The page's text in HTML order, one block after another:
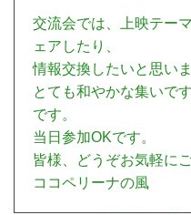
交流会では、上映テー
ェアしたり、
情報交換したいと思いま
とても和やかな集いで
です。
当日参加OKです。
皆様、どうぞお気軽に
ココペリーナの風